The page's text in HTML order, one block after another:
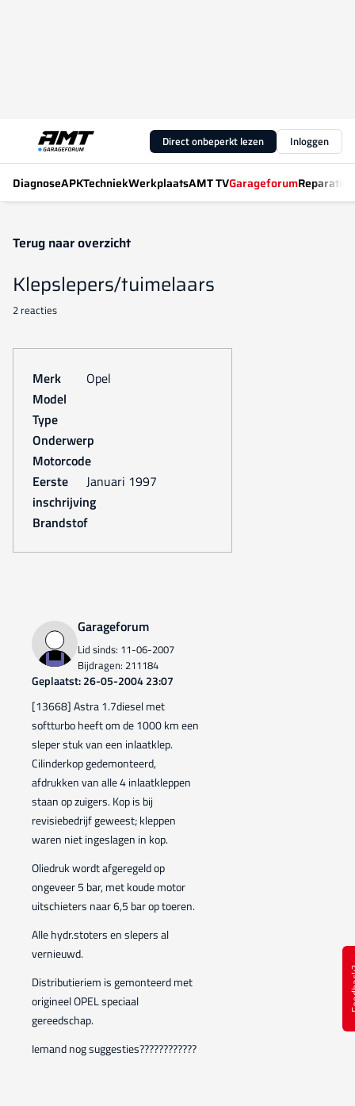
Direct onbeperkt lezen Inloggen
DiagnoseAPKTechniekWerkplaatsAMT TVGarageforum
Terug naar overzicht
Klepslepers/tuimelaars
2 reacties
Merk
Opel
Model
Type
Onderwerp
Motorcode
Eerste
inschrijving
januari 1997
Brandstof
Garageforum
Lid sinds: 11-06-2007
Bijdragen: 211184
Geplaatst: 26-05-2004 23:07
[13668] Astra 1.7diesel met
softturbo heeft om de 1000 km een
sleper stuk van een inlaatklep.
Cilinderkop gedemonteerd,
afdrukken van alle 4 inlaatkleppen
staan op zuigers. Kop is bij
revisiebedrijf geweest; kleppen
waren niet ingeslagen in kop.
Oliedruk wordt afgeregeld op
ongeveer 5 bar, met koude motor
uitschieters naar 6,5 bar op toeren.
Alle hydr.stoters en slepers al
vernieuwd.
Distributieriem is gemonteerd met
origineel OPEL speciaal
gereedschap.
Iemand nog suggesties????????????